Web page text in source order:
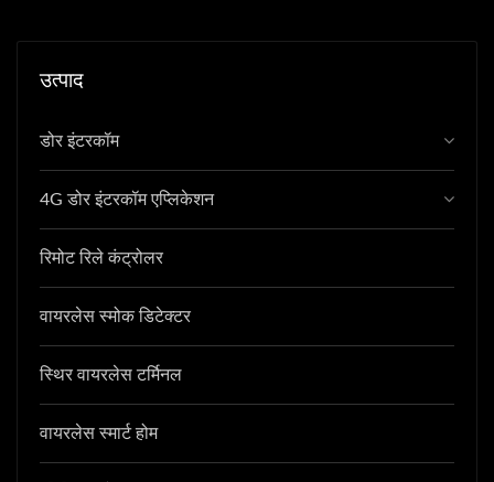
उत्पाद
डोर इंटरकॉम
4G डोर इंटरकॉम एप्लिकेशन
रिमोट रिले कंट्रोलर
वायरलेस स्मोक डिटेक्टर
स्थिर वायरलेस टर्मिनल
वायरलेस स्मार्ट होम